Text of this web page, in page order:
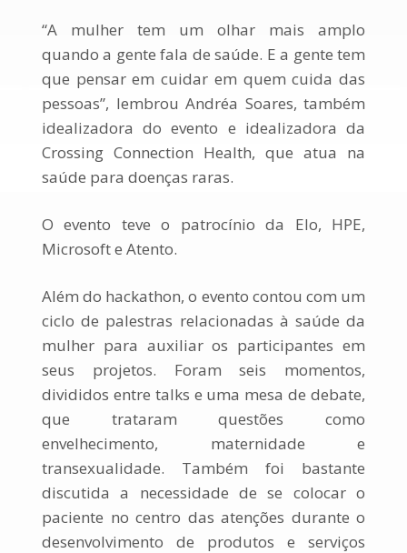
“A mulher tem um olhar mais amplo
quando a gente fala de saúde. E a gente tem
que pensar em cuidar em quem cuida das
pessoas”, lembrou Andréa Soares, também
idealizadora do evento e idealizadora da
Crossing Connection Health, que atua na
saúde para doenças raras.
O evento teve o patrocínio da Elo, HPE,
Microsoft e Atento.
Além do hackathon, o evento contou com um
ciclo de palestras relacionadas à saúde da
mulher para auxiliar os participantes em
seus projetos. Foram seis momentos,
divididos entre talks e uma mesa de debate,
que trataram questões como
envelhecimento, maternidade e
transexualidade. Também foi bastante
discutida a necessidade de se colocar o
paciente no centro das atenções durante o
desenvolvimento de produtos e serviços